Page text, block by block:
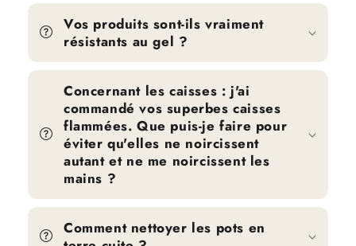
Vos produits sont-ils vraiment
résistants au gel ?
Concernant les caisses : j'ai
commandé vos superbes caisses
flammées. Que puis-je faire pour
éviter qu'elles ne noircissent
autant et ne me noircissent les
mains ?
Comment nettoyer les pots en